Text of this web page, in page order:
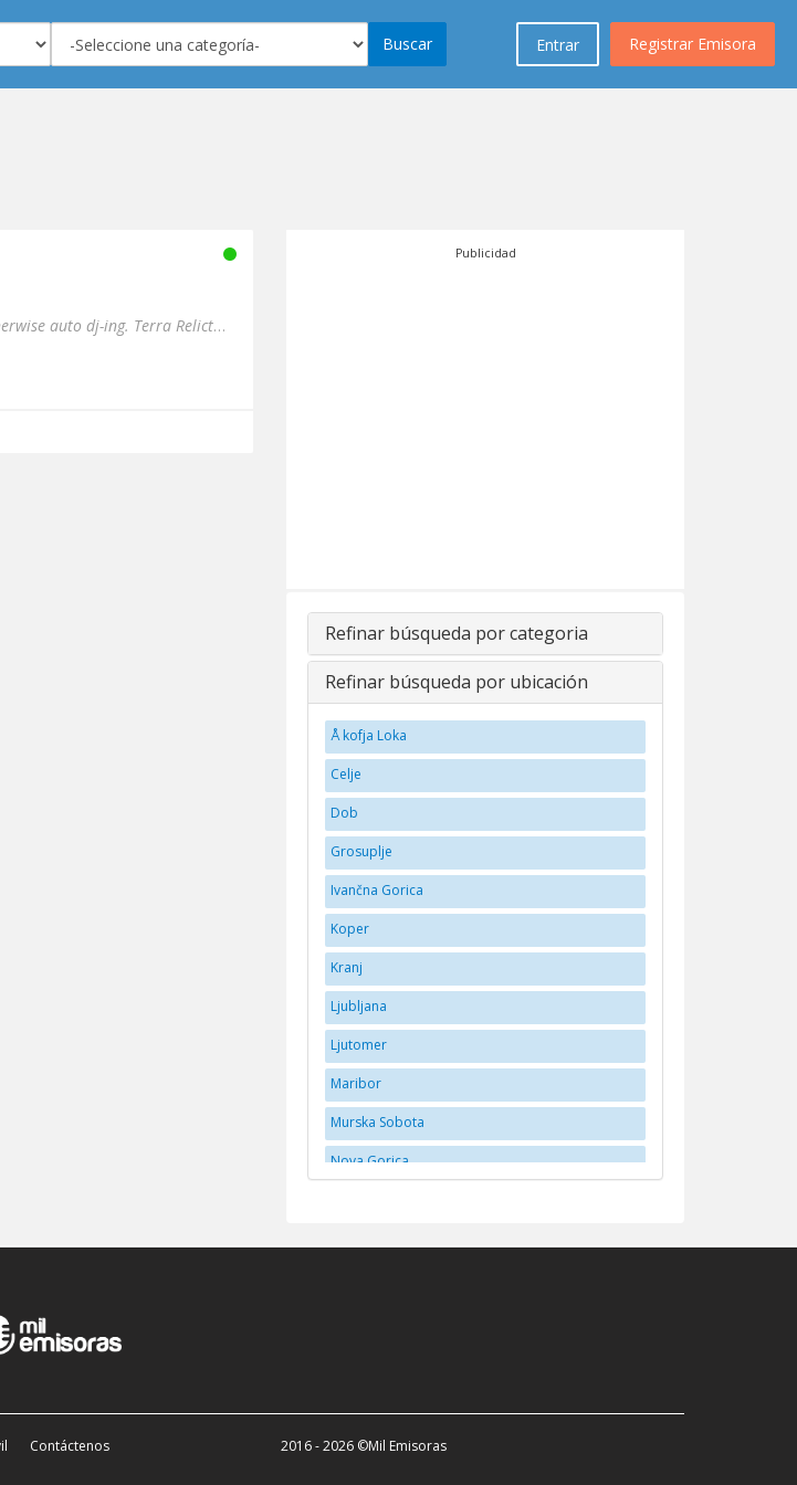
Registrar Emisora
Entrar
Buscar
Terra Relicta radio is online 24/7, often with live dj-s, otherwise auto dj-ing. Terra Relicta's purpose is to unite ...
Publicidad
Refinar búsqueda por categoria
Refinar búsqueda por ubicación
Å kofja Loka
Celje
Dob
Grosuplje
Ivančna Gorica
Koper
Kranj
Ljubljana
Ljutomer
Maribor
Murska Sobota
Nova Gorica
Contáctenos 2016 - 2026 ©Mil Emisoras